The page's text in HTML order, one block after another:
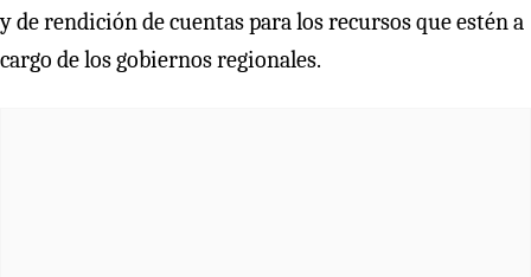
y de rendición de cuentas para los recursos que estén a
cargo de los gobiernos regionales.